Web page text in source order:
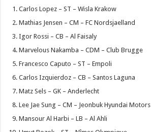
Carlos Lopez – ST – Wisla Krakow
Mathias Jensen – CM – FC Nordsjaelland
Igor Rossi – CB – Al Faisaly
Marvelous Nakamba – CDM – Club Brugge
Francesco Caputo – ST – Empoli
Carlos Izquierdoz – CB – Santos Laguna
Matz Sels – GK – Anderlecht
Lee Jae Sung – CM – Jeonbuk Hyundai Motors
Mansour Al Harbi – LB – Al Ahli